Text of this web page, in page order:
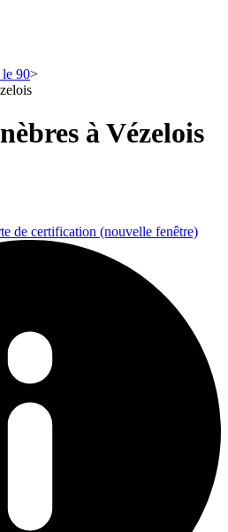
le 90
à Vézelois
de certification (nouvelle fenêtre)